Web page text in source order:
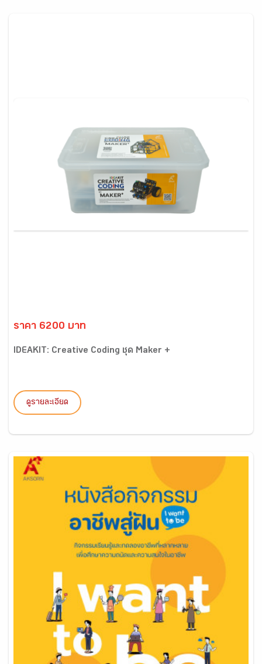
ราคา 6200 บาท
IDEAKIT: Creative Coding ชุด Maker +
ดูรายละเอียด